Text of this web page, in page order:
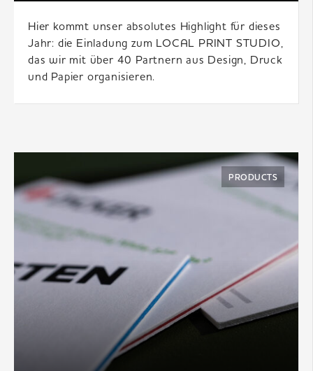
Hier kommt unser absolutes Highlight für dieses
Jahr: die Einladung zum LOCAL PRINT STUDIO,
das wir mit über 40 Partnern aus Design, Druck
und Papier organisieren.
PRODUCTS